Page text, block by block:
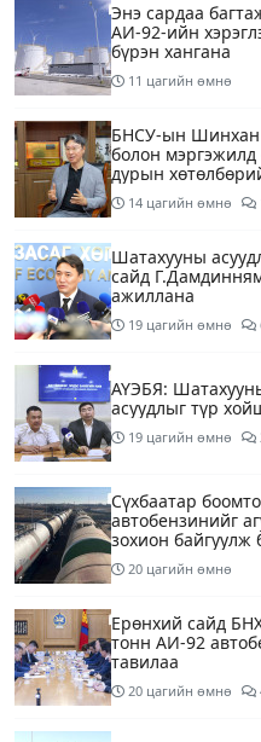
Энэ сардаа
АИ-92-ийн
бүрэн хангана
11 цагийн өмнө
БНСУ-ын Шинхан
болон
дурын
14 цагийн өмнө
Шатахууны
сайд
ажиллана
19 цагийн өмнө
АҮЭБЯ:
асуудлыг түр
19 цагийн өмнө
Сүхбаатар
автобензинийг
зохион байгуулж
20 цагийн өмнө
Ерөнхий сайд
тонн АИ-92
тавилаа
20 цагийн өмнө